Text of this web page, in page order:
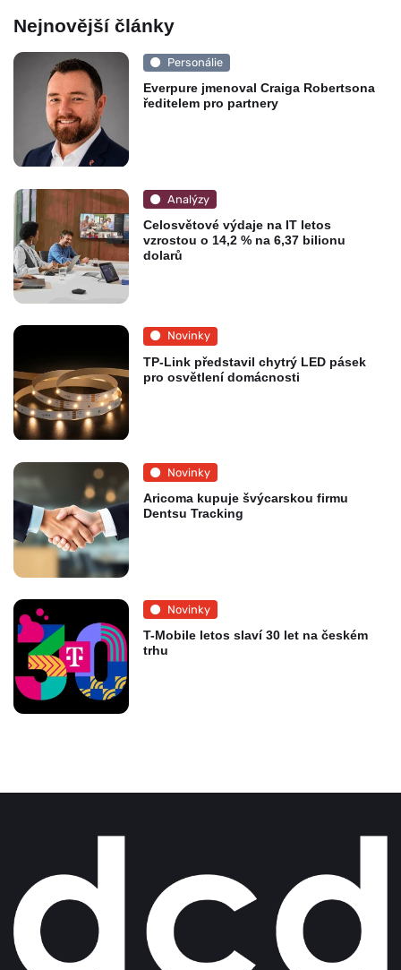
Nejnovější články
Personálie
Everpure jmenoval Craiga Robertsona
ředitelem pro partnery
Analýzy
Celosvětové výdaje na IT letos
vzrostou o 14,2 % na 6,37 bilionu
dolarů
Novinky
TP-Link představil chytrý LED pásek
pro osvětlení domácnosti
Novinky
Aricoma kupuje švýcarskou firmu
Dentsu Tracking
Novinky
T-Mobile letos slaví 30 let na českém
trhu